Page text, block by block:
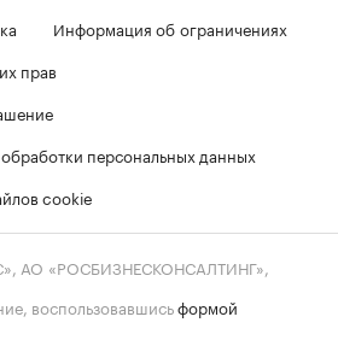
Информация об ограничениях
прав
персональных данных
cookie
АО «РОСБИЗНЕСКОНСАЛТИНГ»,
воспользовавшисьформой